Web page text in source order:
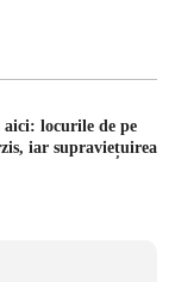
locurile de pe
iar supraviețuirea